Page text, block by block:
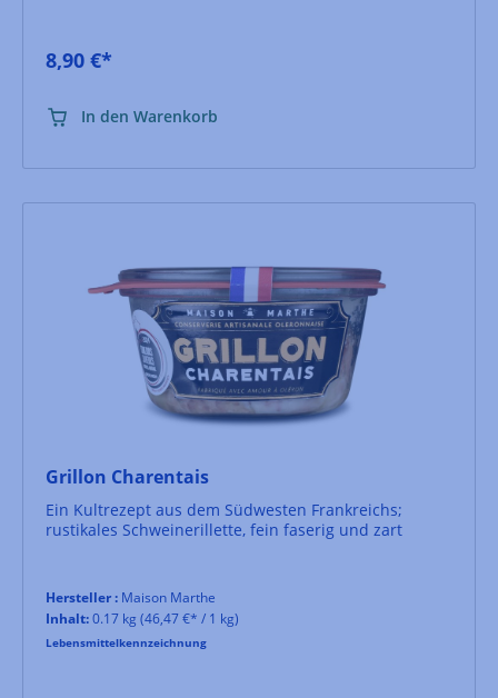
8,90 €*
In den Warenkorb
Grillon Charentais
Ein Kultrezept aus dem Südwesten Frankreichs;
rustikales Schweinerillette, fein faserig und zart
Hersteller : Maison Marthe
Inhalt:0.17 kg (46,47 €* / 1 kg)
Lebensmittelkennzeichnung